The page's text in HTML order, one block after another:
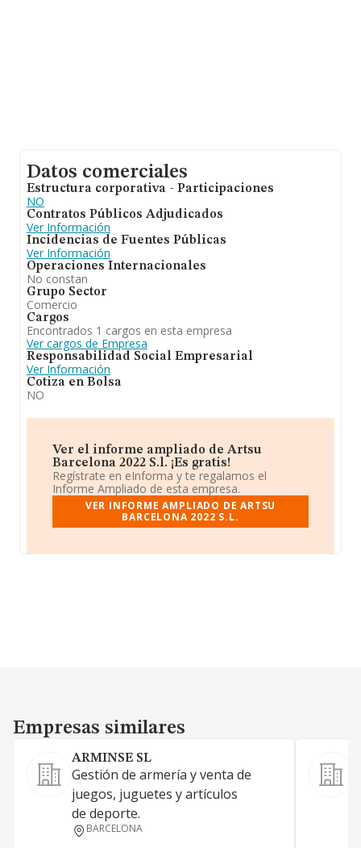
Datos comerciales
Estructura corporativa - Participaciones
NO
Contratos Públicos Adjudicados
Ver Información
Incidencias de Fuentes Públicas
Ver Información
Operaciones Internacionales
No constan
Grupo Sector
Comercio
Cargos
Encontrados 1 cargos en esta empresa
Ver cargos de Empresa
Responsabilidad Social Empresarial
Ver Información
Cotiza en Bolsa
NO
Ver el informe ampliado de Artsu
Barcelona 2022 S.l. ¡Es gratis!
Regístrate en eInforma y te regalamos el
Informe Ampliado de esta empresa.
VER INFORME AMPLIADO DE ARTSU
BARCELONA 2022 S.L.
Empresas similares
Empresas similares
ARMINSE SL
Gestión de armería y venta de
juegos, juguetes y artículos
de deporte.
BARCELONA